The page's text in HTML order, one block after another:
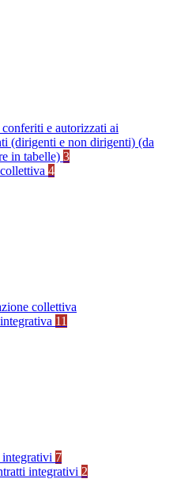
e autorizzati ai
(dirigenti e non dirigenti) (da
in tabelle) 3
4
collettiva
11
7
integrativi 2